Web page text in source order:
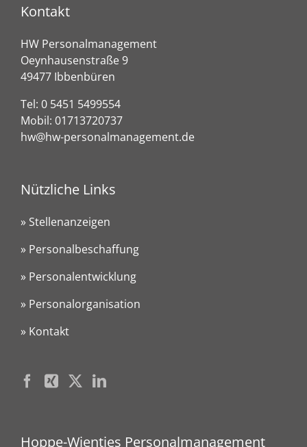
Kontakt
HW Personalmanagement
Oeynhausenstraße 9
49477 Ibbenbüren
Tel: 0 5451 5499554
Mobil: 01713720737
hw@hw-personalmanagement.de
Nützliche Links
» Stellenanzeigen
» Personalbeschaffung
» Personalentwicklung
» Personalorganisation
» Kontakt
Hoppe-Wientjes Personalmanagement